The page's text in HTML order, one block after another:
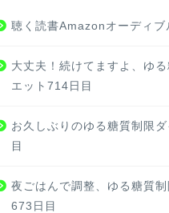
聴く読書Amazonオーディブ
大丈夫！続けてますよ、ゆ
エット714日目
お久しぶりのゆる糖質制限
目
夜ごはんで調整、ゆる糖質制
673日目